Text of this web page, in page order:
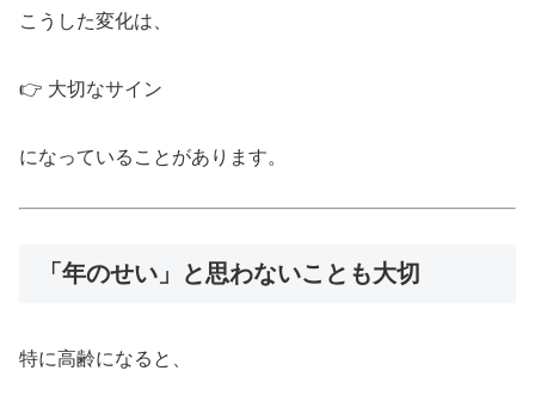
こうした変化は、
👉 大切なサイン
になっていることがあります。
「年のせい」と思わないことも大切
特に高齢になると、